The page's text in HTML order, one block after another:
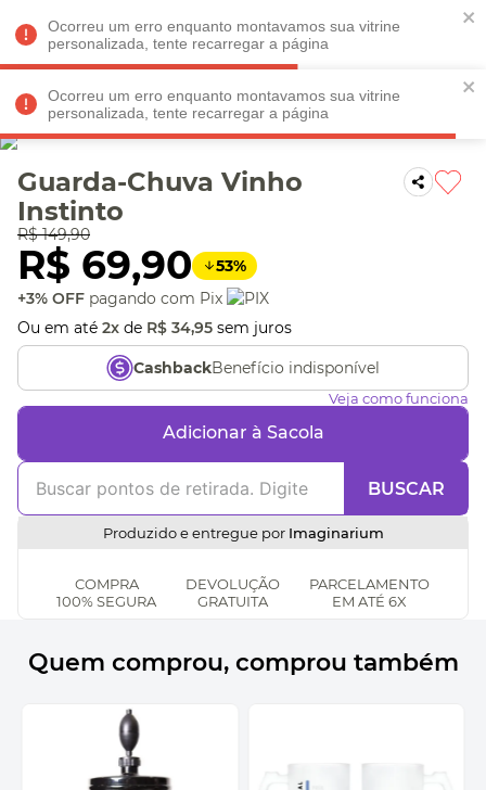
Ocorreu um erro enquanto montavamos sua vitrine
personalizada, tente recarregar a página
Ocorreu um erro enquanto montavamos sua vitrine
personalizada, tente recarregar a página
Faltam REGULAMENTO
Veja produtos perto de você! Informe seu CEP
Guarda-Chuva Vinho
Instinto
R$ 149,90
R$ 69,90 53%
+3% OFF pagando com Pix
Ou em até 2x de R$ 34,95 sem juros
CashbackBenefício indisponível
Veja como funciona
Adicionar à Sacola
BUSCAR
Produzido e entregue por Imaginarium
COMPRA
100% SEGURA
DEVOLUÇÃO
GRATUITA
PARCELAMENTO
EM ATÉ 6X
Quem comprou, comprou também